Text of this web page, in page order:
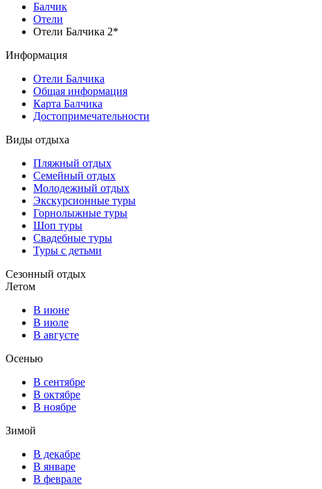
Балчик
Отели
Отели Балчика 2*
Информация
Отели Балчика
Общая информация
Карта Балчика
Достопримечательности
Виды отдыха
Пляжный отдых
Семейный отдых
Молодежный отдых
Экскурсионные туры
Горнолыжные туры
Шоп туры
Свадебные туры
Туры с детьми
Сезонный отдых
Летом
В июне
В июле
В августе
Осенью
В сентябре
В октябре
В ноябре
Зимой
В декабре
В январе
В феврале